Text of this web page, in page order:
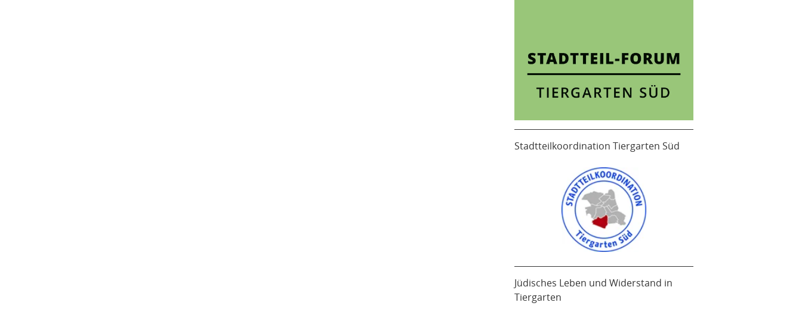
Stadtteilkoordination Tiergarten Süd
Jüdisches Leben und Widerstand in
Tiergarten